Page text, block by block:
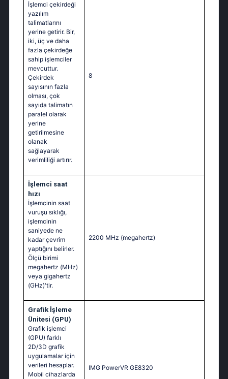
İşlemci çekirdeği
yazılım
talimatlarını
yerine getirir. Bir,
iki, üç ve daha
fazla çekirdeğe
sahip işlemciler
mevcuttur.
Çekirdek
sayısının fazla
olması, çok
sayıda talimatın
paralel olarak
yerine
getirilmesine
olanak
sağlayarak
verimliliği artırır.
8
İşlemci saat
hızı
İşlemcinin saat
vuruşu sıklığı,
işlemcinin
saniyede ne
kadar çevrim
yaptığını belirler.
Ölçü birimi
megahertz (MHz)
veya gigahertz
(GHz)'tir.
2200 MHz (megahertz)
Grafik İşleme
Ünitesi (GPU)
Grafik işlemci
(GPU) farklı
2D/3D grafik
uygulamalar için
verileri hesaplar.
Mobil cihazlarda
IMG PowerVR GE8320